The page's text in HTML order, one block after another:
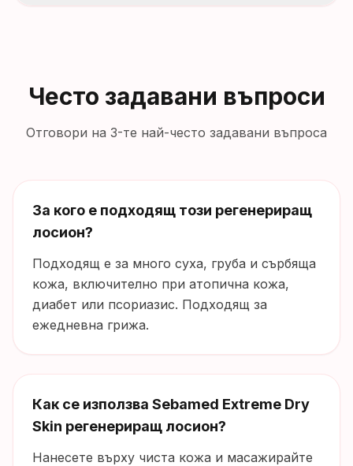
Често задавани въпроси
Отговори на 3-те най-често задавани въпроса
За кого е подходящ този регенериращ
лосион?
Подходящ е за много суха, груба и сърбяща
кожа, включително при атопична кожа,
диабет или псориазис. Подходящ за
ежедневна грижа.
Как се използва Sebamed Extreme Dry
Skin регенериращ лосион?
Нанесете върху чиста кожа и масажирайте